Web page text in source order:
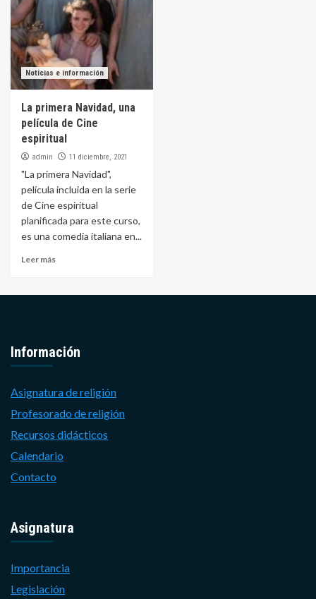
Noticias e información
La primera Navidad, una
película de Cine
espiritual
admin 11 diciembre, 2021
"La primera Navidad",
película incluida en la serie
de Cine espiritual
planificada para este curso,
es una comedia italiana en...
Leer más
Información
Asignatura de religión
Profesorado de religión
Recursos didácticos
Calendario
Contacto
Asignatura
Importancia
Legislación